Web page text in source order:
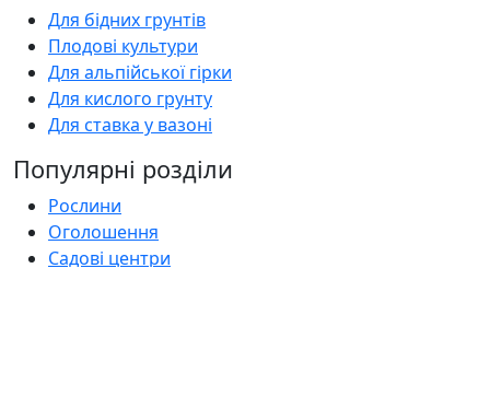
Для бідних грунтів
Плодові культури
Для альпійської гірки
Для кислого грунту
Для ставка у вазоні
Популярні розділи
Рослини
Оголошення
Садові центри